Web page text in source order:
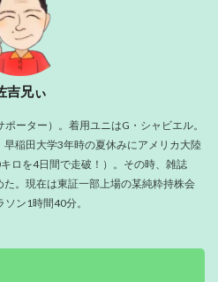
吉兄ぃ
ーター）。着用ユニはG・シャビエル。
稲田大学3年時の夏休みにアメリカ大陸
ロを4日間で走破！）。その時、雑誌
。現在は東証一部上場の某純粋持株会
ン1時間40分。